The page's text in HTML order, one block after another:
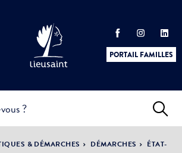
PORTAIL FAMILLES
&
ACTUALITÉS &
ÉVÈNEMENTS
& DÉMARCHES DÉMARCHES
ÉTAT-